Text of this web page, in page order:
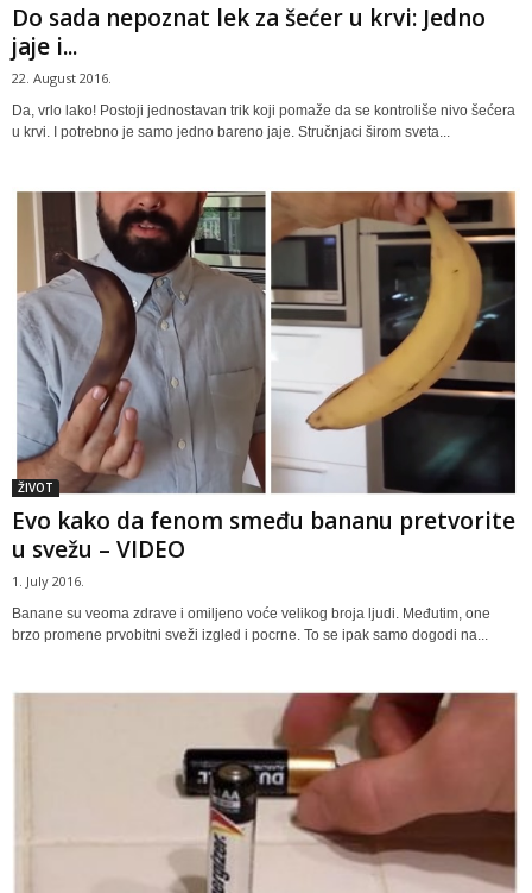
Do sada nepoznat lek za šećer u krvi: Jedno
jaje i...
22. August 2016.
Da, vrlo lako! Postoji jednostavan trik koji pomaže da se kontroliše nivo šećera
u krvi. I potrebno je samo jedno bareno jaje. Stručnjaci širom sveta...
ŽIVOT
Evo kako da fenom smeđu bananu pretvorite
u svežu – VIDEO
1. July 2016.
Banane su veoma zdrave i omiljeno voće velikog broja ljudi. Međutim, one
brzo promene prvobitni sveži izgled i pocrne. To se ipak samo dogodi na...